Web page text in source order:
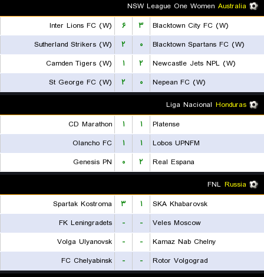
Australia
NSW League One Women
Blacktown City FC (W)
۳ ۶
Inter Lions FC (W)
Blacktown Spartans FC (W)
۰ ۲
Sutherland Strikers (W)
Newcastle Jets NPL (W)
۲ ۱
Camden Tigers (W)
Nepean FC (W)
۰ ۲
St George FC (W)
Honduras
Liga Nacional
Platense
۱ ۱
CD Marathon
Lobos UPNFM
۱ ۱
Olancho FC
Real Espana
۲ ۰
Genesis PN
Russia
FNL
SKA Khabarovsk
۱ ۳
Spartak Kostroma
Veles Moscow
-
-
FK Leningradets
Kamaz Nab Chelny
-
-
Volga Ulyanovsk
Rotor Volgograd
-
-
FC Chelyabinsk